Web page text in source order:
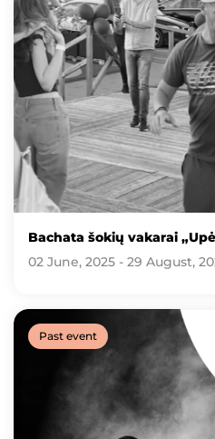
Bachata šokių vakarai
02 June, 2025 - 29 August,
Past event